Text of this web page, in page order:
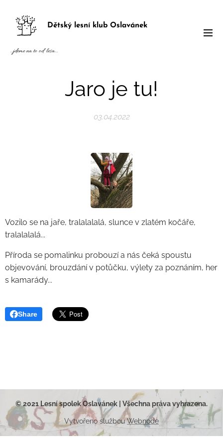
Dětský lesní klub Oslavánek
...jdeme na to od lesa...
Jaro je tu!
03.04.2022
Vozilo se na jaře, tralalalalá, slunce v zlatém kočáře,
tralalalalá...
Příroda se pomalinku probouzí a nás čeká spoustu
objevování, brouzdání v potůčku, výlety za poznáním, her
s kamarády...
Share
© 2021 Lesní spolek Oslavánek | Všechna práva vyhrazena.
Vytvořeno službouWebnode